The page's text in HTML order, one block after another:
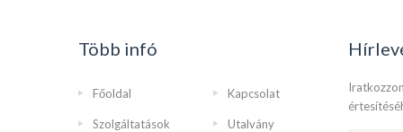
Több infó
Főoldal Kapcsolat
Szolgáltatások Utalvány